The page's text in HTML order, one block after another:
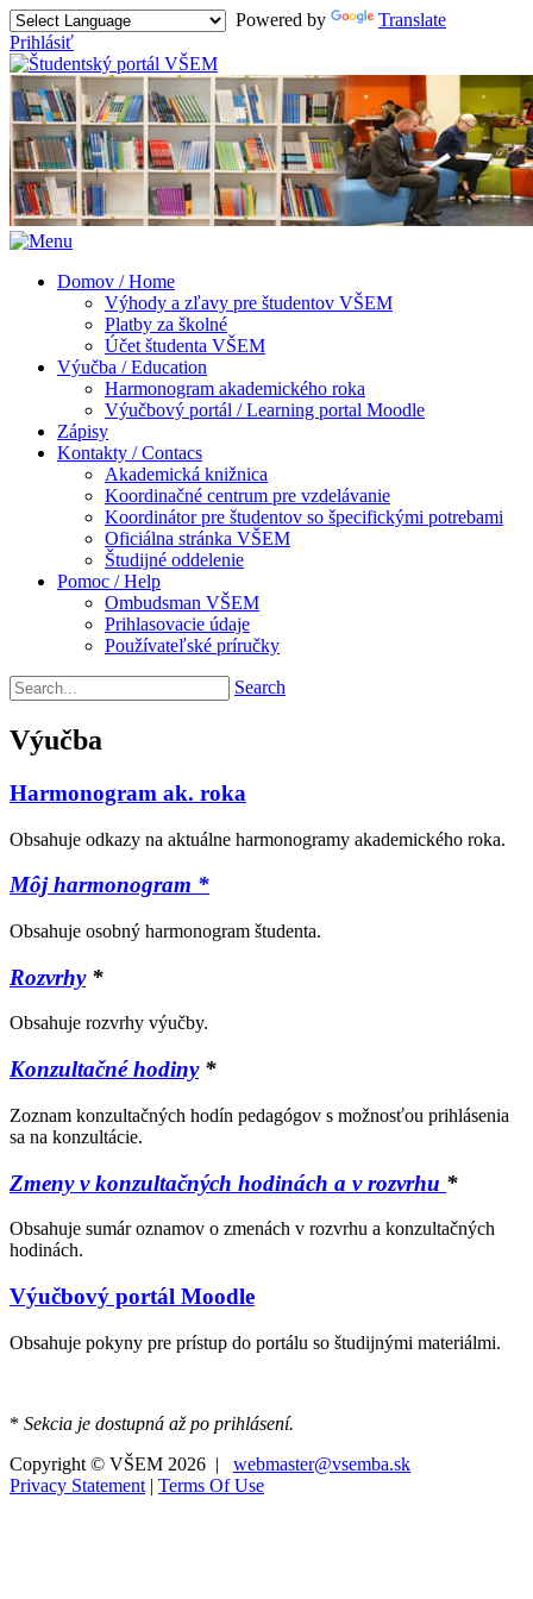
Powered by
Translate
Prihlásiť
Domov / Home
Výhody a zľavy pre študentov VŠEM
Platby za školné
Účet študenta VŠEM
Výučba / Education
Harmonogram akademického roka
Výučbový portál / Learning portal Moodle
Zápisy
Kontakty / Contacs
Akademická knižnica
Koordinačné centrum pre vzdelávanie
Koordinátor pre študentov so špecifickými potrebami
Oficiálna stránka VŠEM
Študijné oddelenie
Pomoc / Help
Ombudsman VŠEM
Prihlasovacie údaje
Používateľské príručky
Search
Výučba
Harmonogram ak. roka
Obsahuje odkazy na aktuálne harmonogramy akademického roka.
Môj harmonogram *
Obsahuje osobný harmonogram študenta.
Rozvrhy*
Obsahuje rozvrhy výučby.
Konzultačné hodiny*
Zoznam konzultačných hodín pedagógov s možnosťou prihlásenia
sa na konzultácie.
Zmeny v konzultačných hodinách a v rozvrhu *
Obsahuje sumár oznamov o zmenách v rozvrhu a konzultačných
hodinách.
Výučbový portál Moodle
Obsahuje pokyny pre prístup do portálu so študijnými materiálmi.
* Sekcia je dostupná až po prihlásení.
Copyright © VŠEM 2026 | webmaster@vsemba.sk
Privacy Statement | Terms Of Use